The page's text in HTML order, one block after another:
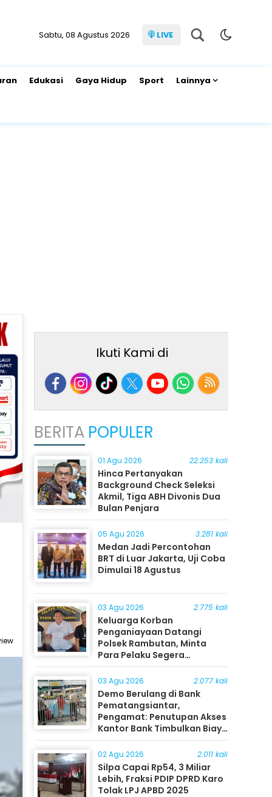
Sabtu, 08 Agustus 2026 LIVE
Edukasi Gaya Hidup Sport Lainnya
Ikuti Kami di
BERITA POPULER
01 Agu 2026 22.253 kali
Hinca Pertanyakan
Background Check Seleksi
Akmil, Tiga ABH Divonis Dua
Bulan Penjara
05 Agu 2026 3.281 kali
Medan Jadi Percontohan
BRT di Luar Jakarta, Uji Coba
Dimulai 18 Agustus
03 Agu 2026 2.775 kali
Keluarga Korban
Penganiayaan Datangi
Polsek Rambutan, Minta
Para Pelaku Segera
Ditangkap
03 Agu 2026 2.077 kali
Demo Berulang di Bank
Pematangsiantar,
Pengamat: Penutupan Akses
Kantor Bank Timbulkan Biaya
Ekonomi bagi Masyarakat
02 Agu 2026 2.011 kali
Silpa Capai Rp54, 3 Miliar
Lebih, Fraksi PDIP DPRD Karo
Tolak LPJ APBD 2025